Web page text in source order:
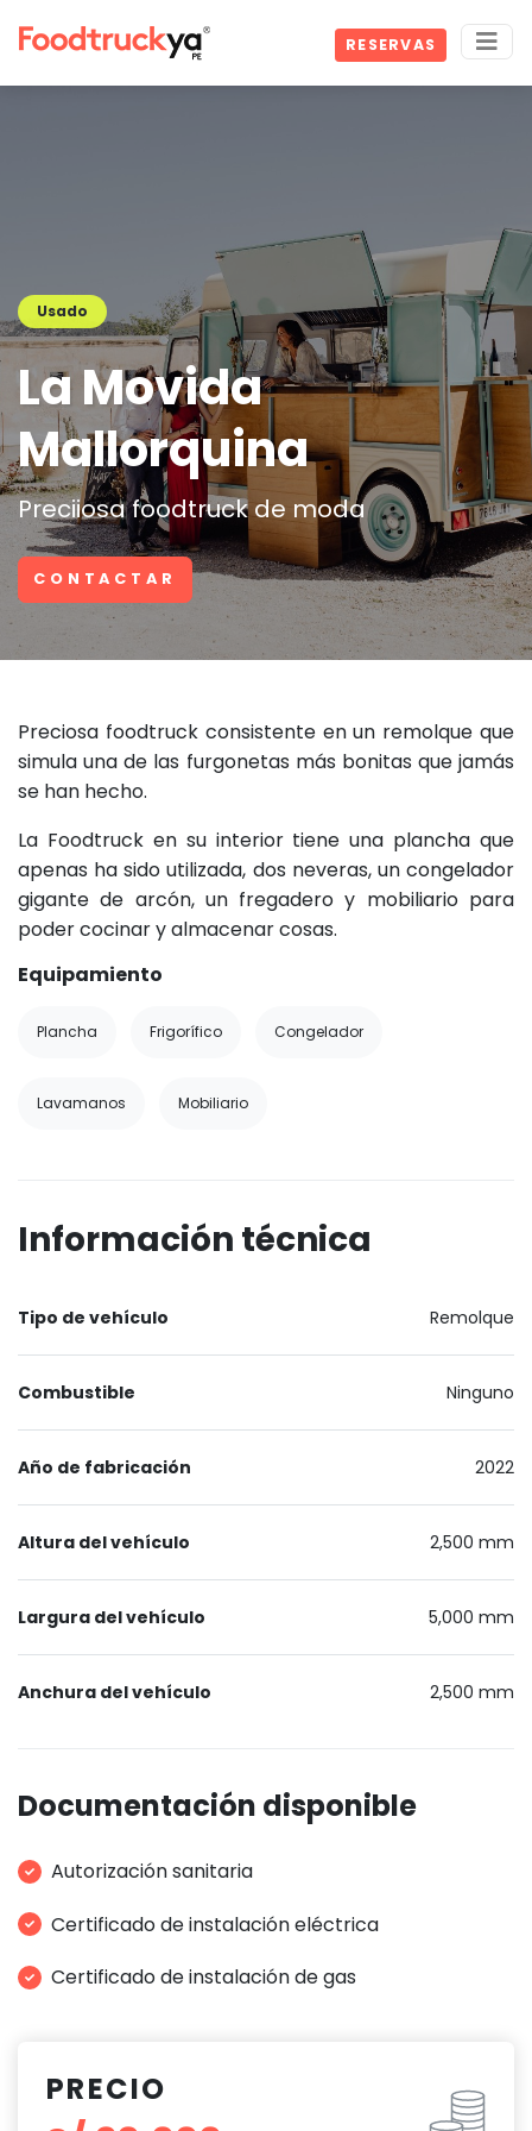
RESERVAS
Usado
La Movida
Mallorquina
Preciiosa foodtruck de moda
CONTACTAR
Preciosa foodtruck consistente en un remolque que
simula una de las furgonetas más bonitas que jamás
se han hecho.
La Foodtruck en su interior tiene una plancha que
apenas ha sido utilizada, dos neveras, un congelador
gigante de arcón, un fregadero y mobiliario para
poder cocinar y almacenar cosas.
Equipamiento
Plancha Frigorífico Congelador
Lavamanos Mobiliario
Información técnica
Tipo de vehículo Remolque
Combustible Ninguno
Año de fabricación 2022
Altura del vehículo 2,500 mm
Largura del vehículo 5,000 mm
Anchura del vehículo 2,500 mm
Documentación disponible
Autorización sanitaria
Certificado de instalación eléctrica
Certificado de instalación de gas
PRECIO